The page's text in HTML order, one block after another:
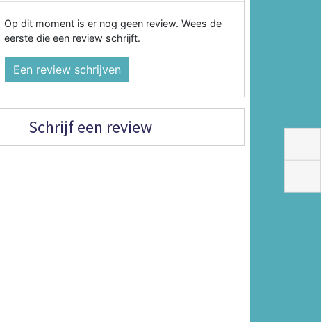
Op dit moment is er nog geen review. Wees de
eerste die een review schrijft.
Een review schrijven
Schrijf een review